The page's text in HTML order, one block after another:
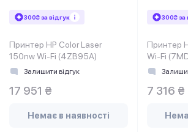
300₴ за відгук
Принтер HP Color Laser
150nw Wi-Fi (4ZB95A)
Залишити відгук
17 951 ₴
Немає в наявності
300₴ за
Принтер
Wi-Fi
7 316 ₴